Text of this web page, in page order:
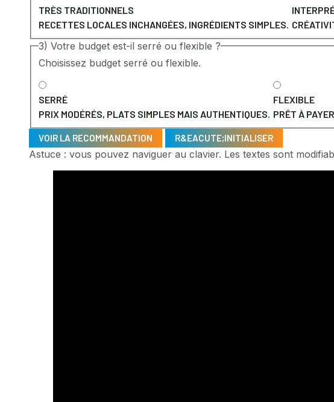
TRÈS TRADITIONNELS
RECETTES LOCALES INCHANGÉES, INGRÉDIENTS SIMPLES.
3) Votre budget est-il serré ou flexible ?
Choisissez budget serré ou flexible.
SERRÉ
PRIX MODÉRÉS, PLATS SIMPLES MAIS AUTHENTIQUES.
FLEXIBLE
PRÊT À
VOIR LA RECOMMANDATION R&EACUTE;INITIALISER
Astuce : vous pouvez naviguer au clavier. Les textes sont